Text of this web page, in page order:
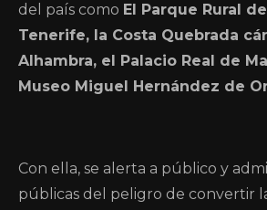
del país como El Parque Rural
Tenerife, la Costa Quebrada
Alhambra, el Palacio Real de
Museo Miguel Hernández de
Con ella, se alerta a público y
públicas del peligro de convertir